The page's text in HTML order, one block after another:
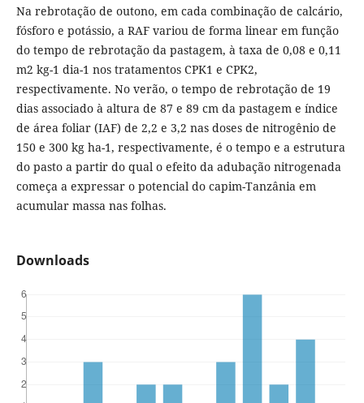
Na rebrotação de outono, em cada combinação de calcário,
fósforo e potássio, a RAF variou de forma linear em função
do tempo de rebrotação da pastagem, à taxa de 0,08 e 0,11
m2 kg-1 dia-1 nos tratamentos CPK1 e CPK2,
respectivamente. No verão, o tempo de rebrotação de 19
dias associado à altura de 87 e 89 cm da pastagem e índice
de área foliar (IAF) de 2,2 e 3,2 nas doses de nitrogênio de
150 e 300 kg ha-1, respectivamente, é o tempo e a estrutura
do pasto a partir do qual o efeito da adubação nitrogenada
começa a expressar o potencial do capim-Tanzânia em
acumular massa nas folhas.
Downloads